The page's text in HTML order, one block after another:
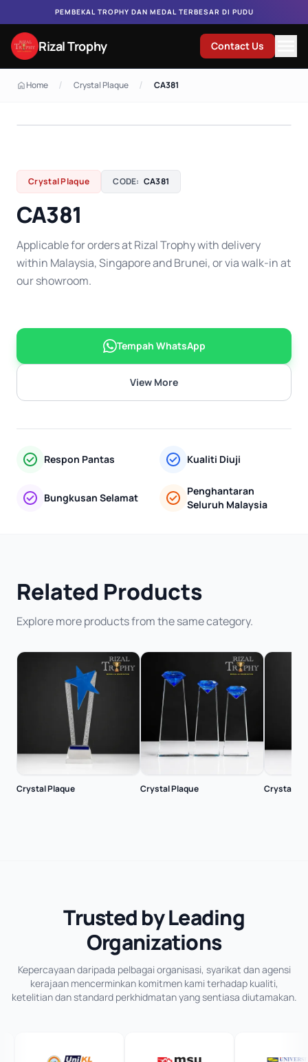
PEMBEKAL TROPHY DAN MEDAL TERBESAR DI PUDU
Rizal Trophy Contact Us
Home / Crystal Plaque / CA381
Crystal Plaque CODE: CA381
CA381
Applicable for orders at Rizal Trophy with delivery
within Malaysia, Singapore and Brunei, or via walk-in at
our showroom.
Tempah WhatsApp
View More
Respon Pantas Kualiti Diuji
Bungkusan Selamat
Penghantaran
Seluruh Malaysia
Related Products
Explore more products from the same category.
Crystal Plaque Crystal Plaque Crystal
Trusted by Leading
Organizations
Kepercayaan daripada pelbagai organisasi, syarikat dan agensi
kerajaan mencerminkan komitmen kami terhadap kualiti,
ketelitian dan standard perkhidmatan yang sentiasa diutamakan.